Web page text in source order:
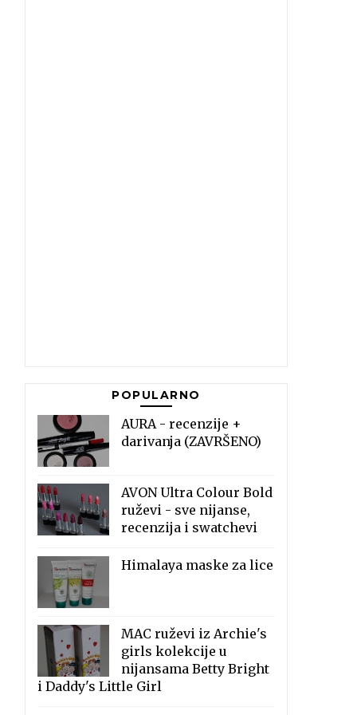
POPULARNO
AURA - recenzije +
darivanja (ZAVRŠENO)
AVON Ultra Colour Bold
ruževi - sve nijanse,
recenzija i swatchevi
Himalaya maske za lice
MAC ruževi iz Archie's
girls kolekcije u
nijansama Betty Bright
i Daddy's Little Girl